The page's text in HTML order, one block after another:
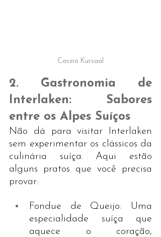
Casino Kursaal
​2. Gastronomia de
Interlaken: Sabores
entre os Alpes Suíços
Não dá para visitar Interlaken
sem experimentar os clássicos da
culinária suíça. Aqui estão
alguns pratos que você precisa
provar:
Fondue de Queijo: Uma
especialidade suíça que
aquece o coração,